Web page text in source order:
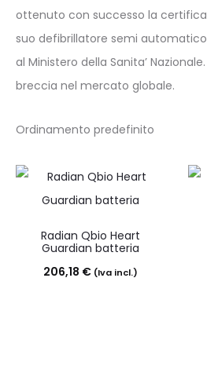
ottenuto con successo la
suo defibrillatore semi
al Ministero della Sanita’
breccia nel mercato globale.
Radian Qbio Heart
Guardian batteria
206,18 € (Iva incl.)